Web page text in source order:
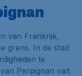
van Frankrijk,
grens. In de stad
te
Perpignan valt